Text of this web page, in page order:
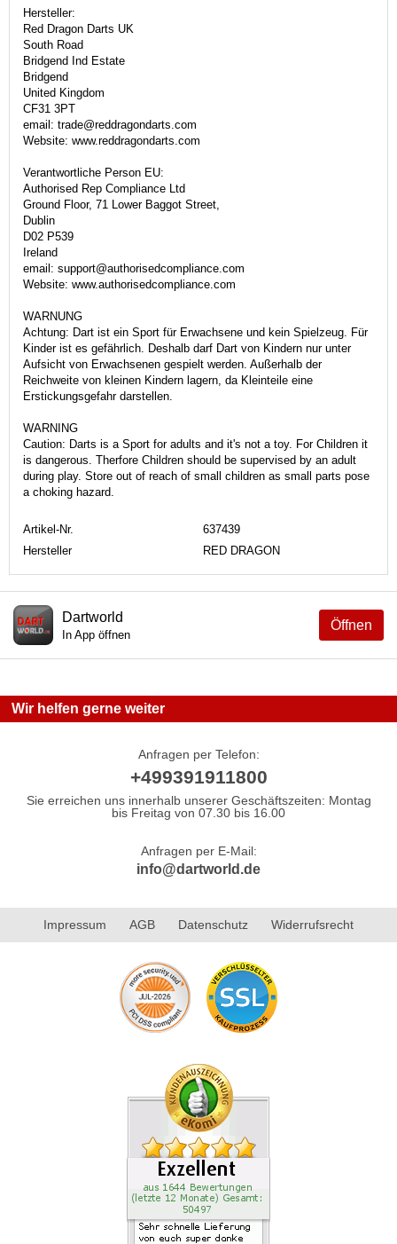
Hersteller:
Red Dragon Darts UK
South Road
Bridgend Ind Estate
Bridgend
United Kingdom
CF31 3PT
email: trade@reddragondarts.com
Website: www.reddragondarts.com
Verantwortliche Person EU:
Authorised Rep Compliance Ltd
Ground Floor, 71 Lower Baggot Street,
Dublin
D02 P539
Ireland
email: support@authorisedcompliance.com
Website: www.authorisedcompliance.com
WARNUNG
Achtung: Dart ist ein Sport für Erwachsene und kein Spielzeug. Für
Kinder ist es gefährlich. Deshalb darf Dart von Kindern nur unter
Aufsicht von Erwachsenen gespielt werden. Außerhalb der
Reichweite von kleinen Kindern lagern, da Kleinteile eine
Erstickungsgefahr darstellen.
WARNING
Caution: Darts is a Sport for adults and it's not a toy. For Children it
is dangerous. Therfore Children should be supervised by an adult
during play. Store out of reach of small children as small parts pose
a choking hazard.
Artikel-Nr.
637439
Hersteller
RED DRAGON
Öffnen
Dartworld
In App öffnen
Wir helfen gerne weiter
Anfragen per Telefon:
+499391911800
Sie erreichen uns innerhalb unserer Geschäftszeiten: Montag
bis Freitag von 07.30 bis 16.00
Anfragen per E-Mail:
info@dartworld.de
Impressum AGB Datenschutz Widerrufsrecht